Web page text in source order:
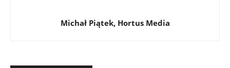
Michał Piątek, Hortus Media